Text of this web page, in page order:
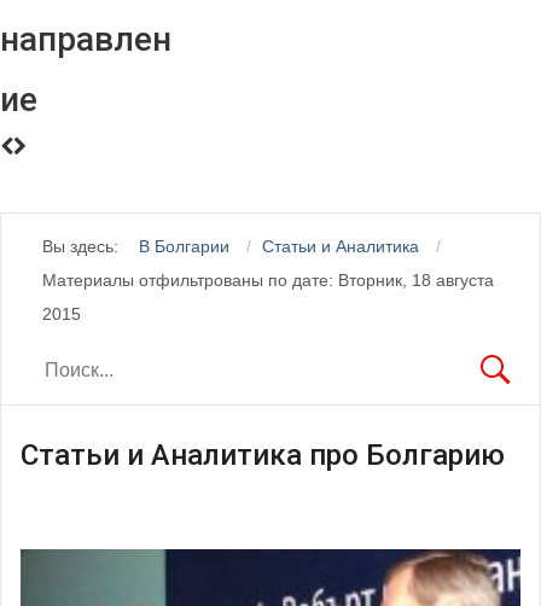
направлен
ие
Вы здесь: В Болгарии
Статьи и Аналитика
Материалы отфильтрованы по дате: Вторник, 18 августа
2015
Статьи и Аналитика про Болгарию